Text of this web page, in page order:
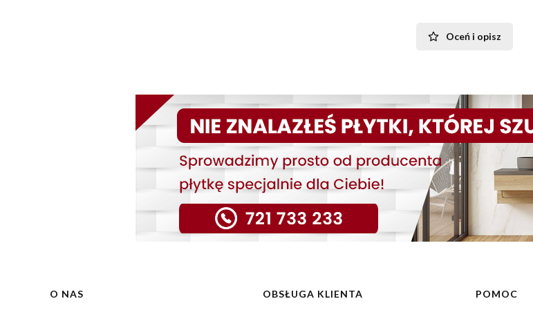
Oceń i opisz
Linki w stopce
O NAS OBSŁUGA KLIENTA POMOC